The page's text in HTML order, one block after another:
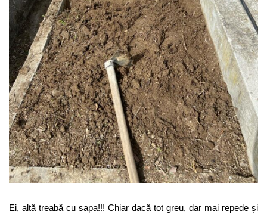
Ei, altă treabă cu sapa!!! Chiar dacă tot greu, dar mai repede și